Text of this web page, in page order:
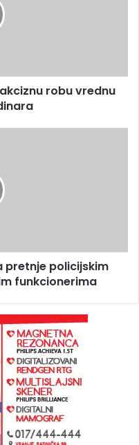
robu vrednu
pretnje policijskim
funkcionerima